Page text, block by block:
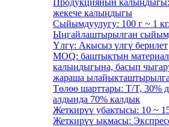
Продукциянын
жекече калыңдыгы
Сыйымдуулугу: 100 г ~ 1 кг.
Ыңгайлаштырылган
Үлгү: Акысыз үлгү берилет
MOQ: баштыктын
калыңдыгына, басып
жараша
Төлөө шарттары: T/T, 30%
алдында 70% калдык
Жеткирүү убактысы: 10 ~
Жеткирүү ыкмасы: